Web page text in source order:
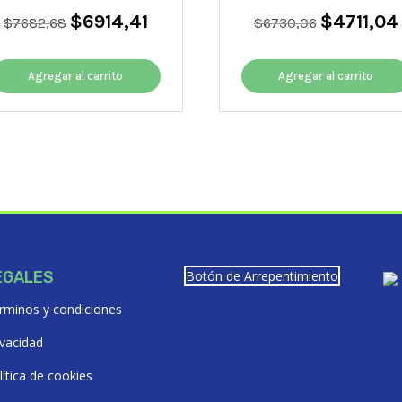
$7682,68 El
original
era:
$7682,68.
$6914,41
actual
es:
$6914,41.
Agregar al carrito
$6730,06 El
original
era:
$6730,06.
$4711,04El
Agregar al carrito
y condiciones
de cookies
Botón de Arrepentimiento